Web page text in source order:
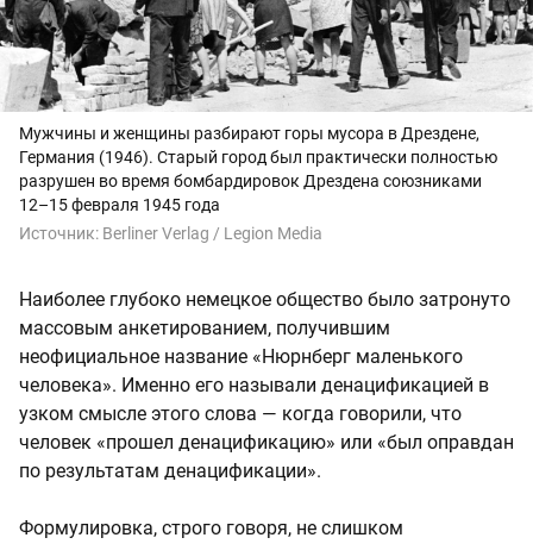
Мужчины и женщины разбирают горы мусора в Дрездене,
Германия (1946). Старый город был практически полностью
разрушен во время бомбардировок Дрездена союзниками
12–15 февраля 1945 года
Источник: Berliner Verlag / Legion Media
Наиболее глубоко немецкое общество было затронуто
массовым анкетированием, получившим
неофициальное название «Нюрнберг маленького
человека». Именно его называли денацификацией в
узком смысле этого слова — когда говорили, что
человек «прошел денацификацию» или «был оправдан
по результатам денацификации».
Формулировка, строго говоря, не слишком